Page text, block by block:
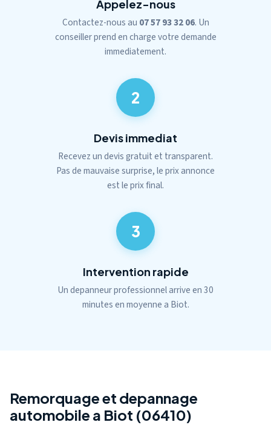
Appelez-nous
Contactez-nous au 07 57 93 32 06. Un
conseiller prend en charge votre demande
immediatement.
2
Devis immediat
Recevez un devis gratuit et transparent.
Pas de mauvaise surprise, le prix annonce
est le prix final.
3
Intervention rapide
Un depanneur professionnel arrive en 30
minutes en moyenne a Biot.
Remorquage et depannage
automobile a Biot (06410)